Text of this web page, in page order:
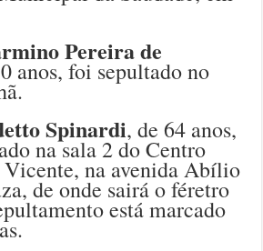
Pereira de
anos, foi sepultado no
Spinardi, de 64 anos,
na sala 2 do Centro
Vicente, na avenida Abílio
de onde sairá o féretro
está marcado